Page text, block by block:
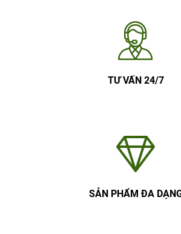
TƯ VẤN 24/7
SẢN PHẨM ĐA